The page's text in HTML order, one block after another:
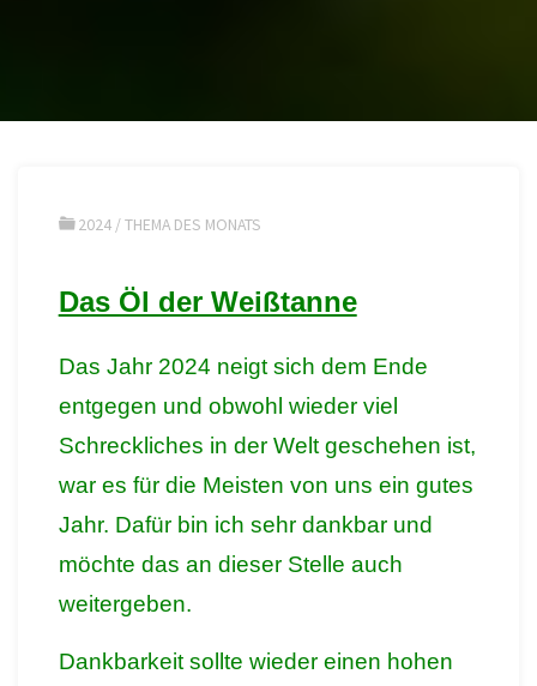
2024 /THEMA DES MONATS
Das Öl der Weißtanne
Das Jahr 2024 neigt sich dem Ende
entgegen und obwohl wieder viel
Schreckliches in der Welt geschehen ist,
war es für die Meisten von uns ein gutes
Jahr. Dafür bin ich sehr dankbar und
möchte das an dieser Stelle auch
weitergeben.
Dankbarkeit sollte wieder einen hohen